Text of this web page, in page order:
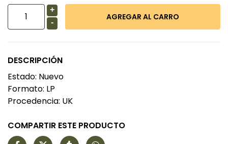
+
-
DESCRIPCIÓN
Estado: Nuevo
Formato: LP
Procedencia: UK
COMPARTIR ESTE PRODUCTO